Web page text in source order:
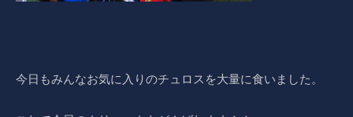
今日もみんなお気に入りのチュロスを大量に食いました。